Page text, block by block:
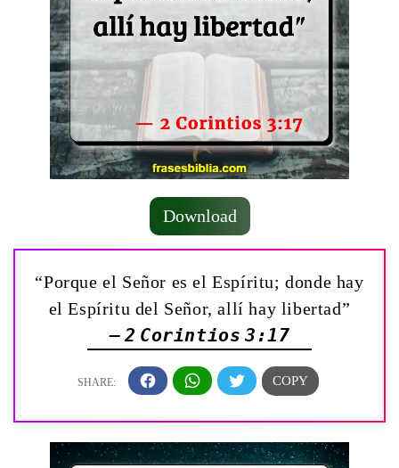
Download
“Porque el Señor es el Espíritu; donde hay
el Espíritu del Señor, allí hay libertad”
— 2 Corintios 3:17